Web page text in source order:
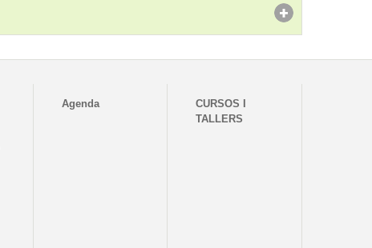
Agenda
CURSOS I
TALLERS